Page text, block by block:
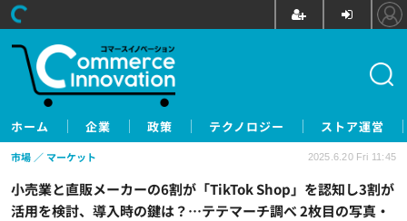
ホーム 企業 政策 テクノロジー ストア運営
小売業と直販メーカーの6割が「TikTok Shop」を認知し3割が
活用を検討、導入時の鍵は？…テテマーチ調べ 2枚目の写真・
市場 マーケット 2025.6.20 Fri 11:45